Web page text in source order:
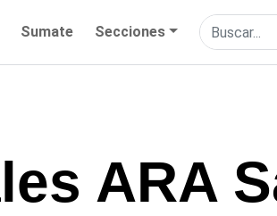
Sumate Secciones
ARA